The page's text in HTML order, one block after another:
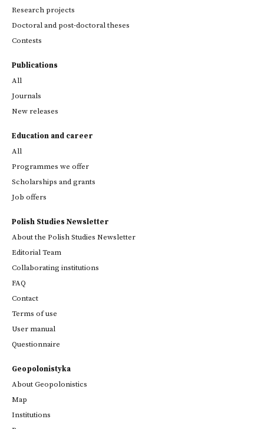
Research projects
Doctoral and post-doctoral theses
Contests
Publications
All
Journals
New releases
Education and career
All
Programmes we offer
Scholarships and grants
Job offers
Polish Studies Newsletter
About the Polish Studies Newsletter
Editorial Team
Collaborating institutions
FAQ
Contact
Terms of use
User manual
Questionnaire
Geopolonistyka
About Geopolonistics
Map
Institutions